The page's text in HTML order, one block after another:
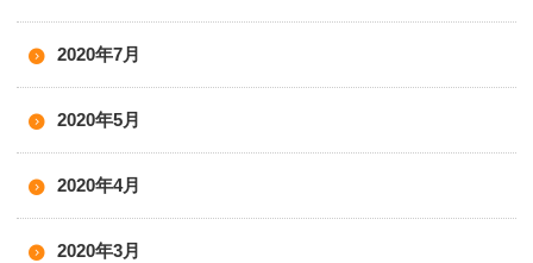
2020年7月
2020年5月
2020年4月
2020年3月